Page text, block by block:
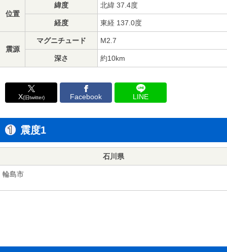
位置
緯度 北緯 37.4度
経度 東経 137.0度
震源
マグニチュード M2.7
深さ 約10km
X(旧twitter) Facebook LINE
震度1
石川県
輪島市